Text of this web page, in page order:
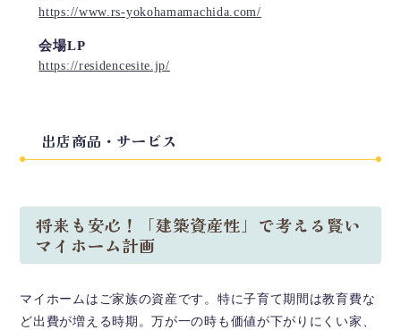
https://www.rs-yokohamamachida.com/
会場LP
https://residencesite.jp/
出店商品・サービス
将来も安心！「建築資産性」で考える賢い
マイホーム計画
マイホームはご家族の資産です。特に子育て期間は教育費な
ど出費が増える時期。万が一の時も価値が下がりにくい家、